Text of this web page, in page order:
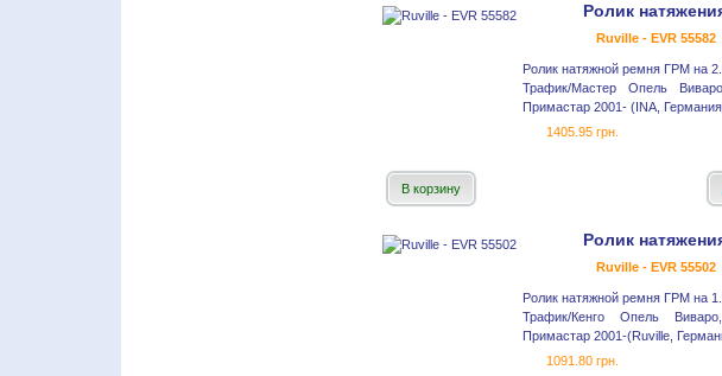
Ролик
Ruville - EVR 55582
Ролик натяжной ремня ГРМ на
Трафик/Мастер Опель
Примастар 2001- (INA,
1405.95 грн.
В корзину
Ролик
Ruville - EVR 55502
Ролик натяжной ремня ГРМ на
Трафик/Кенго Опель
Примастар 2001-(Ruville,
1091.80 грн.